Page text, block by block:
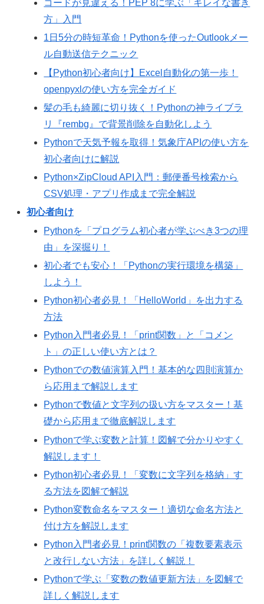
コードが見違える！PEP 8に学ぶ「キレイな書き
方」入門
1日5分の時短革命！Pythonを使ったOutlookメー
ル自動送信テクニック
【Python初心者向け】Excel自動化の第一歩！
openpyxlの使い方を完全ガイド
髪の毛も綺麗に切り抜く！Pythonの神ライブラ
リ『rembg』で背景削除を自動化しよう
Pythonで天気予報を取得！気象庁APIの使い方を
初心者向けに解説
Python×ZipCloud API入門：郵便番号検索から
CSV処理・アプリ作成まで完全解説
初心者向け
Pythonを「プログラム初心者が学ぶべき3つの理
由」を深掘り！
初心者でも安心！「Pythonの実行環境を構築」
しよう！
Python初心者必見！「HelloWorld」を出力する
方法
Python入門者必見！「print関数」と「コメン
ト」の正しい使い方とは？
Pythonでの数値演算入門！基本的な四則演算か
ら応用まで解説します
Pythonで数値と文字列の扱い方をマスター！基
礎から応用まで徹底解説します
Pythonで学ぶ変数と計算！図解で分かりやすく
解説します！
Python初心者必見！「変数に文字列を格納」す
る方法を図解で解説
Python変数命名をマスター！適切な命名方法と
付け方を解説します
Python入門者必見！print関数の「複数要素表示
と改行しない方法」を詳しく解説！
Pythonで学ぶ「変数の数値更新方法」を図解で
詳しく解説します